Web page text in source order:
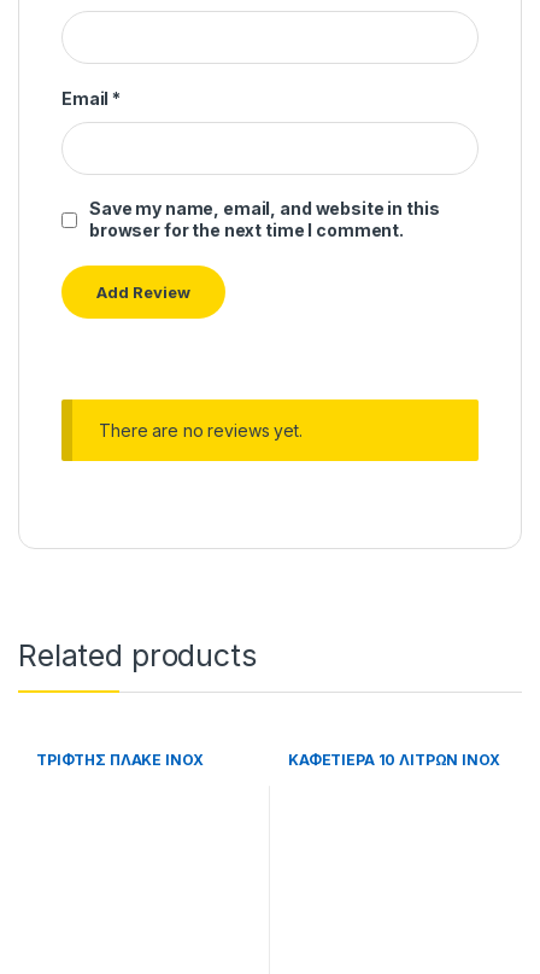
Email *
Save my name, email, and website in this
browser for the next time I comment.
There are no reviews yet.
Related products
ΤΡΙΦΤΗΣ ΠΛΑΚΕ ΙΝΟΧ ΚΑΦΕΤΙΕΡΑ 10 ΛΙΤΡΩΝ INOX